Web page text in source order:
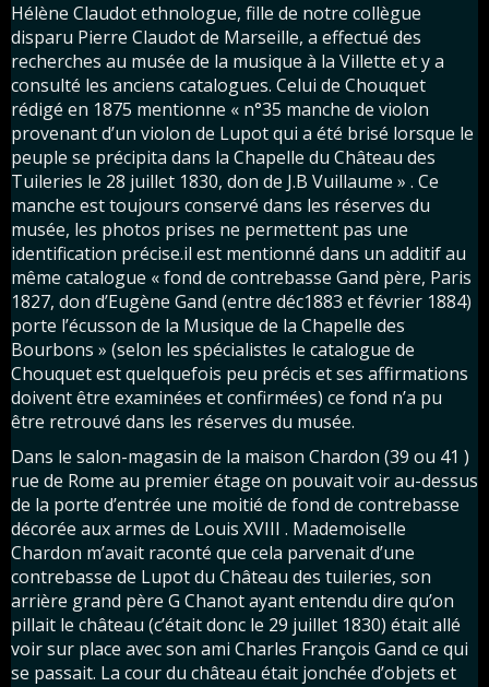
Hélène Claudot ethnologue, fille de notre collègue
disparu Pierre Claudot de Marseille, a effectué des
recherches au musée de la musique à la Villette et y a
consulté les anciens catalogues. Celui de Chouquet
rédigé en 1875 mentionne « n°35 manche de violon
provenant d’un violon de Lupot qui a été brisé lorsque le
peuple se précipita dans la Chapelle du Château des
Tuileries le 28 juillet 1830, don de J.B Vuillaume » . Ce
manche est toujours conservé dans les réserves du
musée, les photos prises ne permettent pas une
identification précise.il est mentionné dans un additif au
même catalogue « fond de contrebasse Gand père, Paris
1827, don d’Eugène Gand (entre déc1883 et février 1884)
porte l’écusson de la Musique de la Chapelle des
Bourbons » (selon les spécialistes le catalogue de
Chouquet est quelquefois peu précis et ses affirmations
doivent être examinées et confirmées) ce fond n’a pu
être retrouvé dans les réserves du musée.
Dans le salon-magasin de la maison Chardon (39 ou 41 )
rue de Rome au premier étage on pouvait voir au-dessus
de la porte d’entrée une moitié de fond de contrebasse
décorée aux armes de Louis XVIII . Mademoiselle
Chardon m’avait raconté que cela parvenait d’une
contrebasse de Lupot du Château des tuileries, son
arrière grand père G Chanot ayant entendu dire qu’on
pillait le château (c’était donc le 29 juillet 1830) était allé
voir sur place avec son ami Charles François Gand ce qui
se passait. La cour du château était jonchée d’objets et